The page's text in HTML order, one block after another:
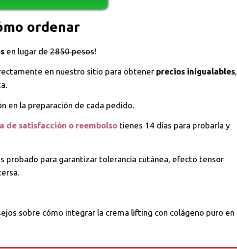
ordenar
en lugar de 2850 pesos!
en nuestro sitio para obtener precios inigualables,
en la preparación de cada pedido.
de satisfacción o reembolso tienes 14 días para probarla y
probado para garantizar tolerancia cutánea, efecto tensor
sobre cómo integrar la crema lifting con colágeno puro en